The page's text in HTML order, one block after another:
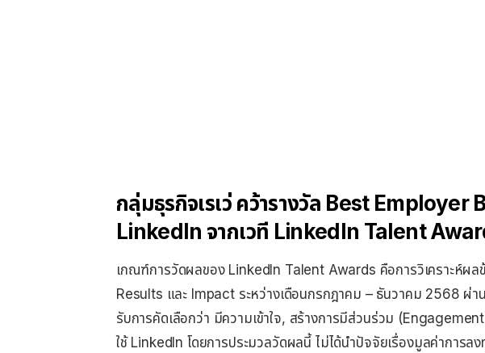
กลุ่มธุรกิจเรเว่ คว้ารางวัล Best Employer
LinkedIn จากเวที LinkedIn Talent
เกณฑ์การวัดผลของ LinkedIn Talent Awards คือการวิเคราะห์ผ
Results และ Impact ระหว่างเดือนกรกฎาคม – ธันวาคม 2568 ผ่
รับการคัดเลือกว่า มีความเข้าใจ, สร้างการมีส่วนร่วม
ใช้ LinkedIn โดยการประมวลวัดผลนี้ ไม่ได้นำปัจจัยเรื่องมูลค่าการล